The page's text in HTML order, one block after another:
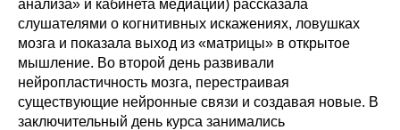
анализа» и кабинета медиации) рассказала
слушателями о когнитивных искажениях, ловушках
мозга и показала выход из «матрицы» в открытое
мышление. Во второй день развивали
нейропластичность мозга, перестраивая
существующие нейронные связи и создавая новые. В
заключительный день курса занимались